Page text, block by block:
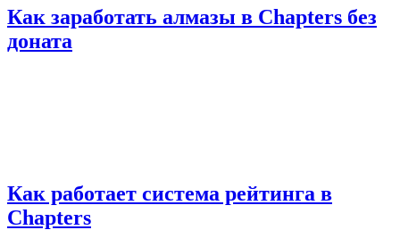
Как заработать алмазы в Chapters без
доната
Как работает система рейтинга в
Chapters